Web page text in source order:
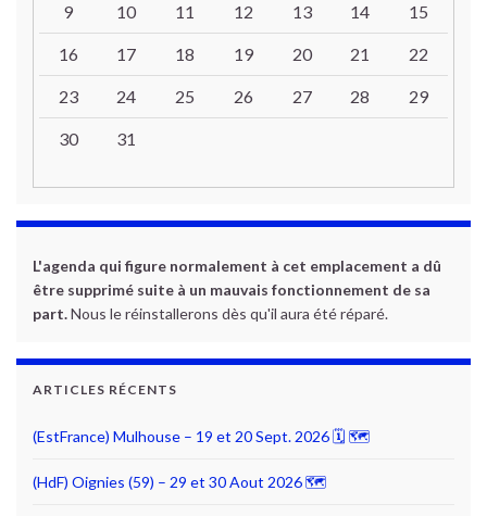
9 10 11 12 13 14 15
16 17 18 19 20 21 22
23 24 25 26 27 28 29
30 31
L'agenda qui figure normalement à cet emplacement a dû
être supprimé suite à un mauvais fonctionnement de sa
part.Nous le réinstallerons dès qu'il aura été réparé.
ARTICLES RÉCENTS
(EstFrance) Mulhouse – 19 et 20 Sept. 2026 🗓 🗺
(HdF) Oignies (59) – 29 et 30 Aout 2026 🗺